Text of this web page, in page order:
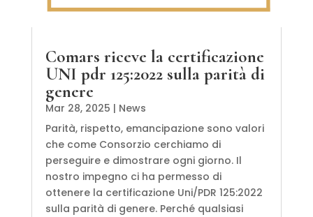
Comars riceve la certificazione
UNI pdr 125:2022 sulla parità di
genere
Mar 28, 2025 | News
Parità, rispetto, emancipazione sono valori
che come Consorzio cerchiamo di
perseguire e dimostrare ogni giorno. Il
nostro impegno ci ha permesso di
ottenere la certificazione Uni/PDR 125:2022
sulla parità di genere. Perché qualsiasi